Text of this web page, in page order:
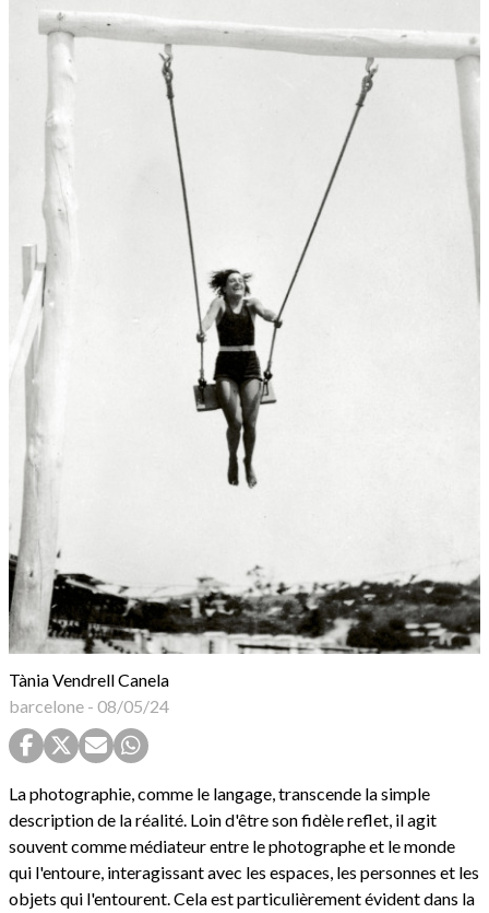
Tània Vendrell Canela
barcelone - 08/05/24
La photographie, comme le langage, transcende la simple
description de la réalité. Loin d'être son fidèle reflet, il agit
souvent comme médiateur entre le photographe et le monde
qui l'entoure, interagissant avec les espaces, les personnes et les
objets qui l'entourent. Cela est particulièrement évident dans la